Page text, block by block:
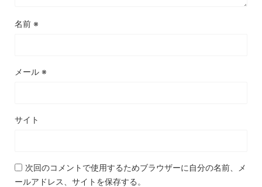
名前 ※
メール ※
サイト
次回のコメントで使用するためブラウザーに自分の名前、メ
ールアドレス、サイトを保存する。